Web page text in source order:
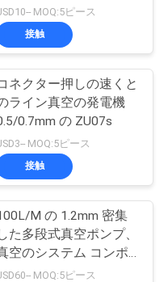
プ
レー
28
の発電機のアルミニウ
ボディ
MOQ:5ピース
接触
ネクター押しの速くと
ライン真空の発電機
0.7mm の ZU07s
MOQ:5ピース
接触
M の 1.2mm 密集
た多段式真空ポンプ、
空のシステム コンポ
ネントMOQ:5ピース